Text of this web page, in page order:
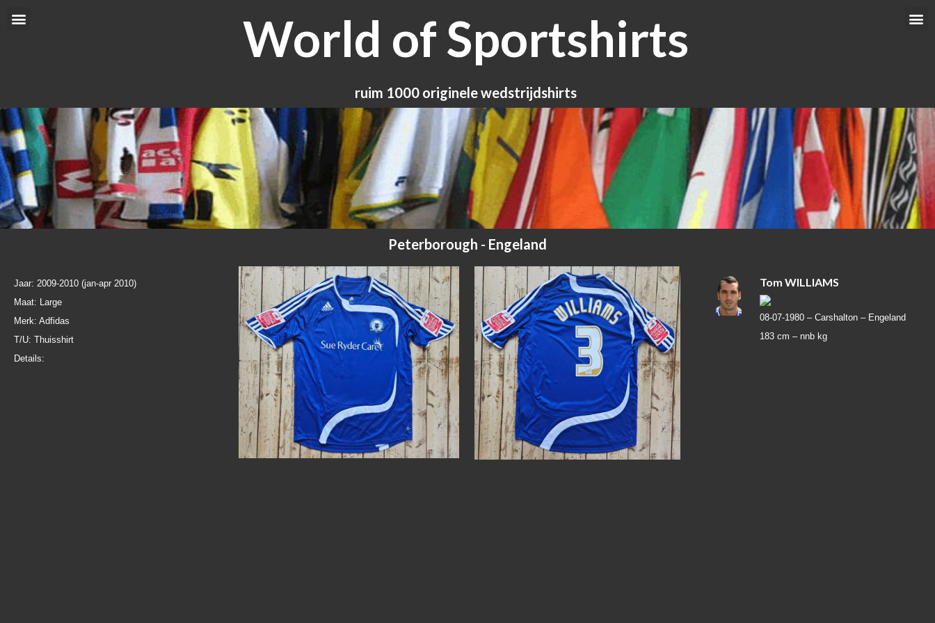
naarMenu World of Sportshirts
ruim 1000 originele wedstrijdshirts
Peterborough - Engeland
Jaar: 2009-2010 (jan-apr 2010)
Maat: Large
Merk: Adfidas
T/U: Thuisshirt
Details:
Tom WILLIAMS
08-07-1980 –Carshalton – Engeland
183 cm – nnb kg